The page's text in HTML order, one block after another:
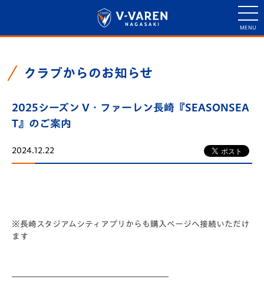
クラブからのお知らせ
2025シーズン V・ファーレン長崎『SEASONSEA
T』のご案内
2024.12.22
※長崎スタジアムシティアプリからも購入ページへ接続いただけ
ます